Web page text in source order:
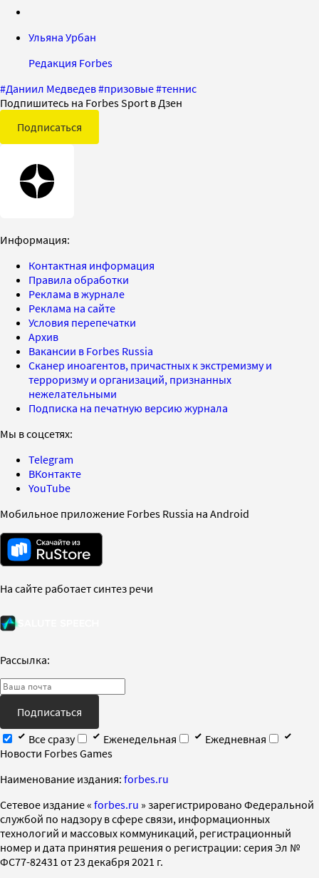
Ульяна Урбан
Редакция Forbes
#Даниил Медведев#призовые#теннис
Подпишитесь на Forbes Sport в Дзен
Подписаться
Информация:
Контактная информация
Правила обработки
Реклама в журнале
Реклама на сайте
Условия перепечатки
Архив
Вакансии в Forbes Russia
Сканер иноагентов, причастных к экстремизму и
терроризму и организаций, признанных
нежелательными
Подписка на печатную версию журнала
Мы в соцсетях:
Telegram
ВКонтакте
YouTube
Мобильное приложение Forbes Russia на Android
На сайте работает синтез речи
Рассылка:
Подписаться
Все сразу
Еженедельная
Ежедневная
Новости Forbes Games
Наименование издания: forbes.ru
Cетевое издание « forbes.ru » зарегистрировано Федеральной
службой по надзору в сфере связи, информационных
технологий и массовых коммуникаций, регистрационный
номер и дата принятия решения о регистрации: серия Эл №
ФС77-82431 от 23 декабря 2021 г.